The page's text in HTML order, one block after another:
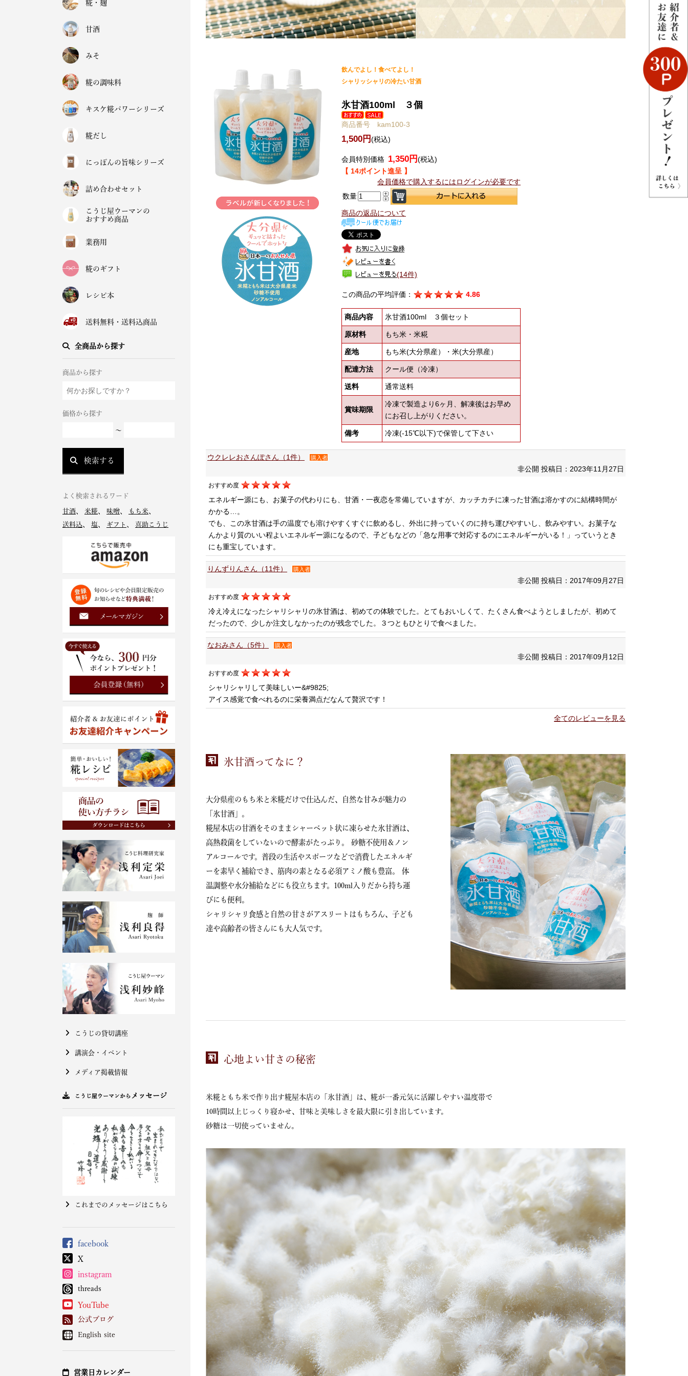
糀・麹
甘酒
みそ
糀の調味料
キスケ糀パワーシリーズ
糀だし
にっぽんの旨味シリーズ
詰め合わせセット
こうじ屋ウーマンの
おすすめ商品
業務用
糀のギフト
レシピ本
送料無料・送料込商品
全商品から探す
商品から探す
価格から探す
～
検索する
よく検索されるワード
甘酒 米糀 味噌 もち米
送料込
塩 ギフト 喜助こうじ
こうじの貸切講座
講演会・イベント
メディア掲載情報
こうじ屋ウーマンから メッセージ
これまでのメッセージはこちら
facebook
X
instagram
threads
YouTube
公式ブログ
English site
営業日カレンダー
飲んでよし！食べてよし！
シャリッシャリの冷たい甘酒
氷甘酒100ml ３個
商品番号 kam100-3
1,500円(税込)
会員特別価格 1,350円(税込)
【 14ポイント進呈 】
会員価格で購入するにはログインが必要です
数量
商品の返品について
(14件)
この商品の平均評価： 4.86
商品内容 氷甘酒100ml ３個セット
原材料 もち米・米糀
産地 もち米(大分県産）・米(大分県産）
配達方法 クール便（冷凍）
送料 通常送料
賞味期限
冷凍で製造より6ヶ月、解凍後はお早め
にお召し上がりください。
備考 冷凍(-15℃以下)で保管して下さい
ウクレレおさんぽさん（1件） 購入者
非公開 投稿日：2023年11月27日
おすすめ度
エネルギー源にも、お菓子の代わりにも、甘酒・一夜恋を常備していますが、カッチカチに凍った甘酒は溶かすのに結構時間が
かかる…。
でも、この氷甘酒は手の温度でも溶けやすくすぐに飲めるし、外出に持っていくのに持ち運びやすいし、飲みやすい。お菓子な
んかより質のいい程よいエネルギー源になるので、子どもなどの「急な用事で対応するのにエネルギーがいる！」っていうとき
にも重宝しています。
りんずりんさん（11件） 購入者
非公開 投稿日：2017年09月27日
おすすめ度
冷え冷えになったシャリシャリの氷甘酒は、初めての体験でした。とてもおいしくて、たくさん食べようとしましたが、初めて
だったので、少しか注文しなかったのが残念でした。３つともひとりで食べました。
なおみさん（5件） 購入者
非公開 投稿日：2017年09月12日
おすすめ度
シャリシャリして美味しいー&#9825;
アイス感覚で食べれるのに栄養満点だなんて贅沢です！
全てのレビューを見る
氷甘酒ってなに？
大分県産のもち米と米糀だけで仕込んだ、自然な甘みが魅力の
「氷甘酒」。
糀屋本店の甘酒をそのままシャーベット状に凍らせた氷甘酒は、
高熱殺菌をしていないので酵素がたっぷり。 砂糖不使用＆ノン
アルコールです。普段の生活やスポーツなどで消費したエネルギ
ーを素早く補給でき、筋肉の素となる必須アミノ酸も豊富。 体
温調整や水分補給などにも役立ちます。100ml入りだから持ち運
びにも便利。
シャリシャリ食感と自然の甘さがアスリートはもちろん、子ども
達や高齢者の皆さんにも大人気です。
心地よい甘さの秘密
米糀ともち米で作り出す糀屋本店の「氷甘酒」は、糀が一番元気に活躍しやすい温度帯で
10時間以上じっくり寝かせ、甘味と美味しさを最大限に引き出しています。
砂糖は一切使っていません。